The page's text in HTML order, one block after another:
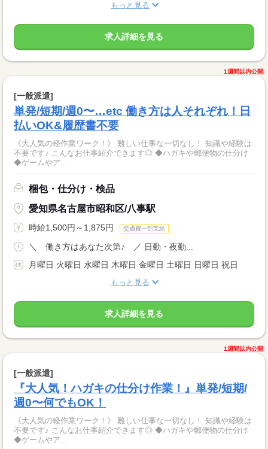
もっと見る
求人詳細を見る
1週間以内公開
[一般派遣]
単発/短期/週0〜…etc 働き方は人それぞれ！日
払いOK&履歴書不要
《大人気の軽作業ワーク！》 難しい仕事な一切なし！ 知識や経験は
不要です♪ こんなお仕事紹介できます◎ ◆ハガキや郵便物の仕分け
◆ゲームやア...
梱包・仕分け・検品
愛知県名古屋市昭和区/八事駅
時給1,500円～1,875円 交通費一部支給
＼ 働き方はあなた次第♪ ／ 日勤・夜勤...
月曜日 火曜日 水曜日 木曜日 金曜日 土曜日 日曜日 祝日
もっと見る
求人詳細を見る
1週間以内公開
[一般派遣]
『大人気！ハガキの仕分け作業！』単発/短期/
週0〜何でもOK！
《大人気の軽作業ワーク！》 難しい仕事な一切なし！ 知識や経験は
不要です♪ こんなお仕事紹介できます◎ ◆ハガキや郵便物の仕分け
◆ゲームやア...